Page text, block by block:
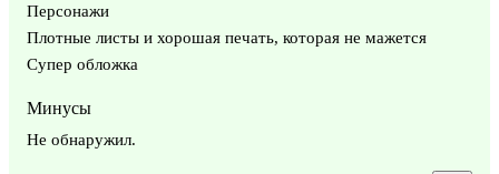
Персонажи
Плотные листы и хорошая печать, которая не мажется
Супер обложка
Минусы
Не обнаружил.